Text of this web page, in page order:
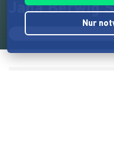
Jana Berwig
Nur